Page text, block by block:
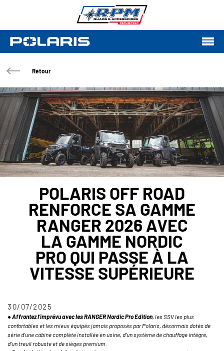
Retour
POLARIS OFF ROAD
RENFORCE SA GAMME
RANGER 2026 AVEC
LA GAMME NORDIC
PRO QUI PASSE À LA
VITESSE SUPÉRIEURE
30/07/2025
●Affrontez l’imprévu avec les RANGER Nordic Pro Edition, les SSV les plus
confortables et les mieux équipés jamais proposés par Polaris, désormais dotés de
série d’une cabine complète installée en usine, d’un système de chauffage intégré,
d’un treuil robuste et de sièges premium.